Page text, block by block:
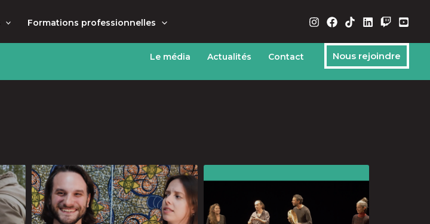
Formations professionnelles
Le média Actualités Contact Nous rejoindre